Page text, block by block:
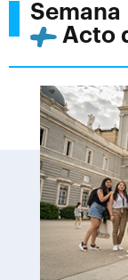
Semana
Acto